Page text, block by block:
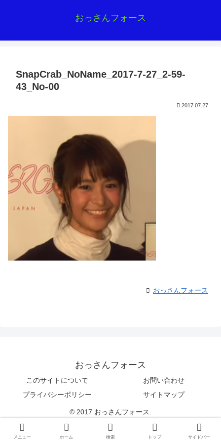
おっさんフォース
SnapCrab_NoName_2017-7-27_2-59-
43_No-00
2017.07.27
おっさんフォース
おっさんフォース
このサイトについて
お問い合わせ
プライバシーポリシー
サイトマップ
© 2017 おっさんフォース.
メニュー ホーム 検索 トップ サイドバー